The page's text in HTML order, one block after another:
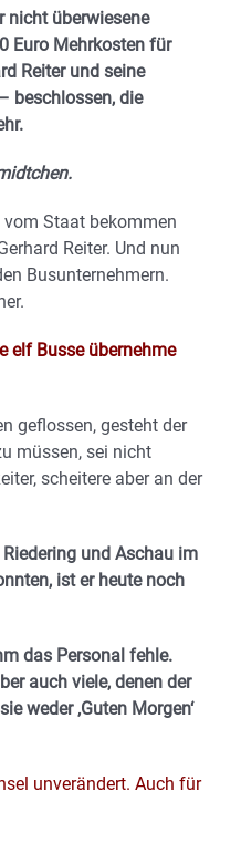
nicht überwiesene
Euro Mehrkosten für
Reiter und seine
beschlossen, die
Staat bekommen
Reiter. Und nun
Busunternehmern.
elf Busse übernehme
geflossen, gesteht der
müssen, sei nicht
scheitere aber an der
und Aschau im
ist er heute noch
das Personal fehle.
auch viele, denen der
weder ‚Guten Morgen‘
unverändert. Auch für